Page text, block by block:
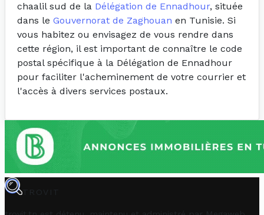
chaalil sud de la Délégation de Ennadhour, située
dans le Gouvernorat de Zaghouan en Tunisie. Si
vous habitez ou envisagez de vous rendre dans
cette région, il est important de connaître le code
postal spécifique à la Délégation de Ennadhour
pour faciliter l'acheminement de votre courrier et
l'accès à divers services postaux.
TROVIT